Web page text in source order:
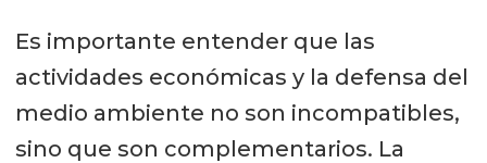
Es importante entender que las
actividades económicas y la defensa del
medio ambiente no son incompatibles,
sino que son complementarios. La